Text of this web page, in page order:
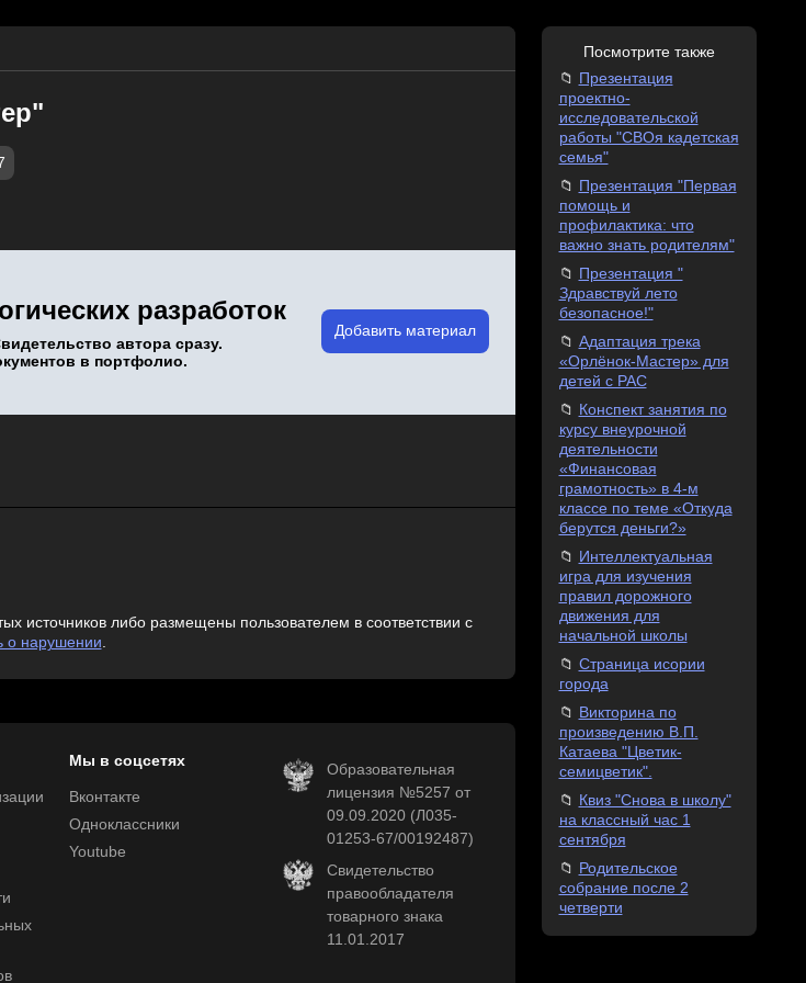
разработок
автора сразу.
в портфолио.
Добавить материал
источников либо размещены пользователем в соответствии с
о нарушении.
Мы в соцсетях
Вконтакте
Одноклассники
Youtube
Образовательная
лицензия №5257 от
09.09.2020 (Л035-
01253-67/00192487)
Свидетельство
правообладателя
товарного знака
11.01.2017
Посмотрите также
Презентация
проектно-
исследовательской
работы "СВОя кадетская
семья"
Презентация "Первая
помощь и
профилактика: что
важно знать родителям"
Презентация "
Здравствуй лето
безопасное!"
Адаптация трека
«Орлёнок-Мастер» для
детей с РАС
Конспект занятия по
курсу внеурочной
деятельности
«Финансовая
грамотность» в 4-м
классе по теме «Откуда
берутся деньги?»
Интеллектуальная
игра для изучения
правил дорожного
движения для
начальной школы
Страница исории
города
Викторина по
произведению В.П.
Катаева "Цветик-
семицветик".
Квиз "Снова в школу"
на классный час 1
сентября
Родительское
собрание после 2
четверти